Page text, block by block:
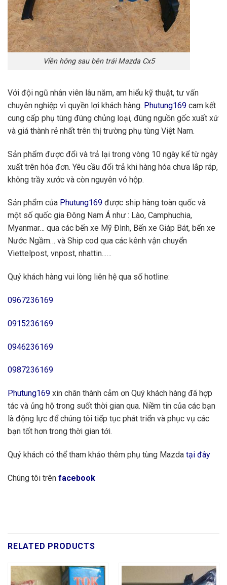
Viền hông sau bên trái Mazda Cx5
Với đội ngũ nhân viên lâu năm, am hiểu kỹ thuật, tư vấn
chuyên nghiệp vì quyền lợi khách hàng. Phutung169 cam kết
cung cấp phụ tùng đúng chủng loại, đúng nguồn gốc xuất xứ
và giá thành rẻ nhất trên thị trường phụ tùng Việt Nam.
Sản phẩm được đổi và trả lại trong vòng 10 ngày kể từ ngày
xuất trên hóa đơn. Yêu cầu đổi trả khi hàng hóa chưa lắp ráp,
không trầy xước và còn nguyên vỏ hộp.
Sản phẩm của Phutung169 được ship hàng toàn quốc và
một số quốc gia Đông Nam Á như : Lào, Camphuchia,
Myanmar… qua các bến xe Mỹ Đình, Bến xe Giáp Bát, bến xe
Nước Ngầm… và Ship cod qua các kênh vận chuyển
Viettelpost, vnpost, nhattin..….
Quý khách hàng vui lòng liên hệ qua số hotline:
0967236169
0915236169
0946236169
0987236169
Phutung169 xin chân thành cảm ơn Quý khách hàng đã hợp
tác và ủng hộ trong suốt thời gian qua. Niềm tin của các bạn
là động lực để chúng tôi tiếp tục phát triển và phục vụ các
bạn tốt hơn trong thời gian tới.
Quý khách có thể tham khảo thêm phụ tùng Mazda tại đây
Chúng tôi trên facebook
RELATED PRODUCTS